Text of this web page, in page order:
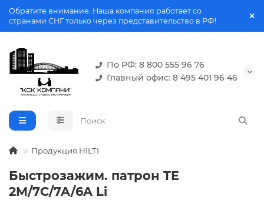
Обратите внимание. Наша компания работает со
странами СНГ только через представительство в РФ!
По РФ: 8 800 555 96 76
Главный офис: 8 495 401 96 46
Продукция HILTI
Быстрозажим. патрон TE
2M/7C/7A/6A Li